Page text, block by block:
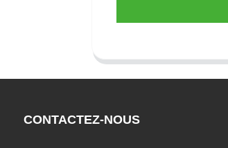
CONTACTEZ-NOUS